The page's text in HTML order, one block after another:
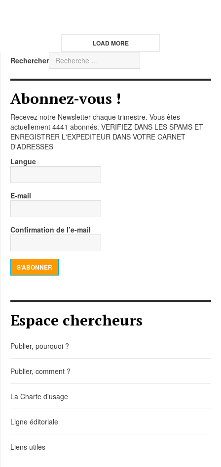
LOAD MORE
Rechercher
Abonnez-vous !
Recevez notre Newsletter chaque trimestre. Vous êtes
actuellement 4441 abonnés. VERIFIEZ DANS LES SPAMS ET
ENREGISTRER L'EXPEDITEUR DANS VOTRE CARNET
D'ADRESSES
Langue
E-mail
Confirmation de l’e-mail
S’ABONNER
Espace chercheurs
Publier, pourquoi ?
Publier, comment ?
La Charte d'usage
Ligne éditoriale
Liens utiles